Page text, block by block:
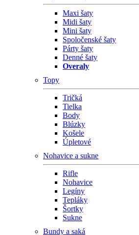
Maxi šaty
Midi šaty
Mini šaty
Spoločenské šaty
Párty šaty
Denné šaty
Overaly
Topy
Tričká
Tielka
Body
Blúzky
Košele
Úpletové
Nohavice a sukne
Rifle
Nohavice
Legíny
Tepláky
Šortky
Sukne
Bundy a saká